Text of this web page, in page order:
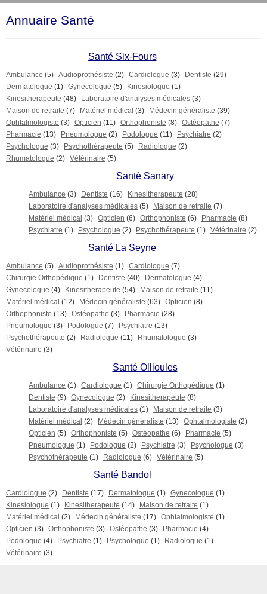
Annuaire Santé
Santé Six-Fours
Ambulance (5) Audioprothésiste (2) Cardiologue (3) Dentiste (29)
Dermatologue (1) Gynecologue (5) Kinesiologue (1)
Kinesitherapeute (48) Laboratoire d'analyses médicales (3)
Maison de retraite (7) Matériel médical (3) Médecin généraliste (39)
Ophtalmologiste (3) Opticien (11) Orthophoniste (8) Ostéopathe (7)
Pharmacie (13) Pneumologue (2) Podologue (11) Psychiatre (2)
Psychologue (3) Psychothérapeute (5) Radiologue (2)
Rhumatologue (2) Vétérinaire (5)
Santé Sanary
Ambulance (3) Dentiste (16) Kinesitherapeute (28)
Laboratoire d'analyses médicales (5) Maison de retraite (7)
Matériel médical (3) Opticien (6) Orthophoniste (6) Pharmacie (8)
Psychiatre (1) Psychologue (2) Psychothérapeute (1) Vétérinaire (2)
Santé La Seyne
Ambulance (5) Audioprothésiste (1) Cardiologue (7)
Chirurgie Orthopédique (1) Dentiste (40) Dermatologue (4)
Gynecologue (4) Kinesitherapeute (54) Maison de retraite (11)
Matériel médical (12) Médecin généraliste (63) Opticien (8)
Orthophoniste (13) Ostéopathe (3) Pharmacie (28)
Pneumologue (3) Podologue (7) Psychiatre (13)
Psychothérapeute (2) Radiologue (11) Rhumatologue (3)
Vétérinaire (3)
Santé Ollioules
Ambulance (1) Cardiologue (1) Chirurgie Orthopédique (1)
Dentiste (9) Gynecologue (2) Kinesitherapeute (8)
Laboratoire d'analyses médicales (1) Maison de retraite (3)
Matériel médical (2) Médecin généraliste (13) Ophtalmologiste (2)
Opticien (5) Orthophoniste (5) Ostéopathe (6) Pharmacie (5)
Pneumologue (1) Podologue (2) Psychiatre (3) Psychologue (3)
Psychothérapeute (1) Radiologue (6) Vétérinaire (5)
Santé Bandol
Cardiologue (2) Dentiste (17) Dermatologue (1) Gynecologue (1)
Kinesiologue (1) Kinesitherapeute (14) Maison de retraite (1)
Matériel médical (2) Médecin généraliste (17) Ophtalmologiste (1)
Opticien (3) Orthophoniste (3) Ostéopathe (3) Pharmacie (4)
Podologue (4) Psychiatre (1) Psychologue (1) Radiologue (1)
Vétérinaire (3)